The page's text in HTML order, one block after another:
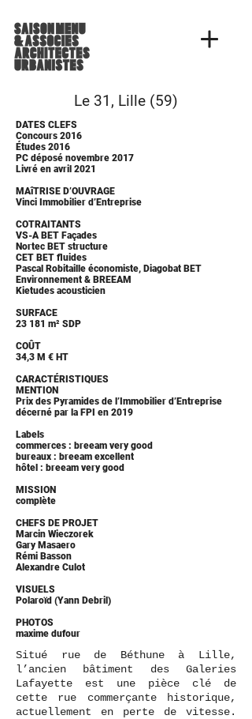
Le 31, Lille (59)
DATES CLEFS
Concours 2016
Études 2016
PC déposé novembre 2017
Livré en avril 2021
MAîTRISE D’OUVRAGE
Vinci Immobilier d’Entreprise
COTRAITANTS
VS-A BET Façades
Nortec BET structure
CET BET fluides
Pascal Robitaille économiste, Diagobat BET
Environnement & BREEAM
Kietudes acousticien
SURFACE
23 181 m² SDP
COÛT
34,3 M € HT
CARACTÉRISTIQUES
MENTION
Prix des Pyramides de l’Immobilier d’Entreprise
décerné par la FPI en 2019
Labels
commerces : breeam very good
bureaux : breeam excellent
hôtel : breeam very good
MISSION
complète
CHEFS DE PROJET
Marcin Wieczorek
Gary Masaero
Rémi Basson
Alexandre Culot
VISUELS
Polaroïd (Yann Debril)
PHOTOS
maxime dufour
Situé rue de Béthune à Lille,
l’ancien bâtiment des Galeries
Lafayette est une pièce clé de
cette rue commerçante historique,
actuellement en perte de vitesse.